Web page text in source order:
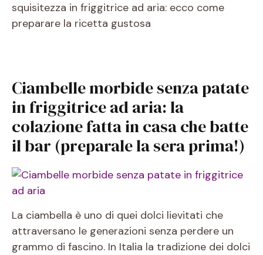
squisitezza in friggitrice ad aria: ecco come
preparare la ricetta gustosa
Ciambelle morbide senza patate
in friggitrice ad aria: la
colazione fatta in casa che batte
il bar (preparale la sera prima!)
La ciambella è uno di quei dolci lievitati che
attraversano le generazioni senza perdere un
grammo di fascino. In Italia la tradizione dei dolci